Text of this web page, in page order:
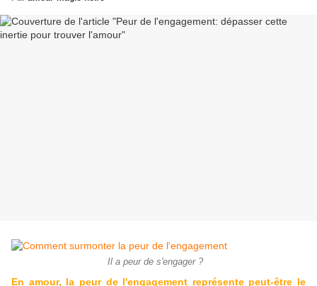
Il a peur de s'engager ?
En amour, la peur de l'engagement représente peut-être le